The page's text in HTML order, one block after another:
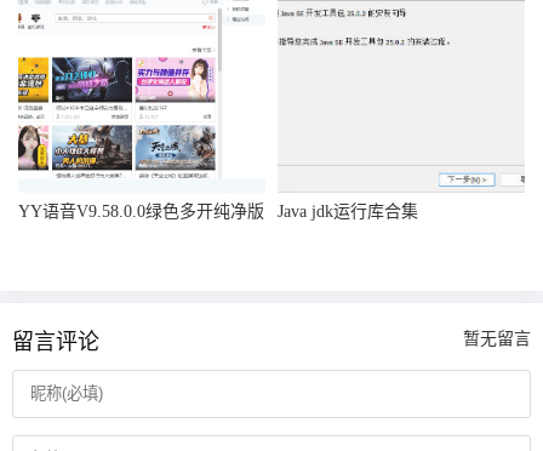
YY语音V9.58.0.0绿色多开纯净版 Java jdk运行库合集
留言评论 暂无留言